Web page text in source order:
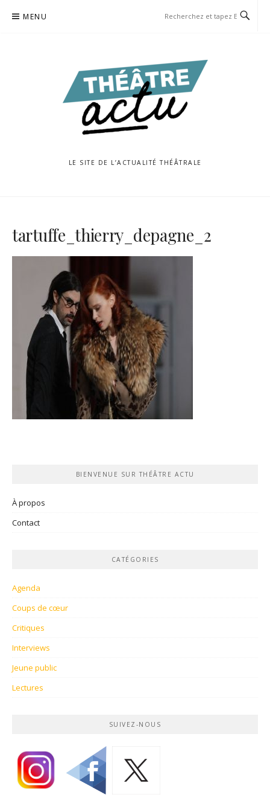
MENU
LE SITE DE L’ACTUALITÉ THÉÂTRALE
tartuffe_thierry_depagne_2
BIENVENUE SUR THÉÂTRE ACTU
À propos
Contact
CATÉGORIES
Agenda
Coups de cœur
Critiques
Interviews
Jeune public
Lectures
SUIVEZ-NOUS